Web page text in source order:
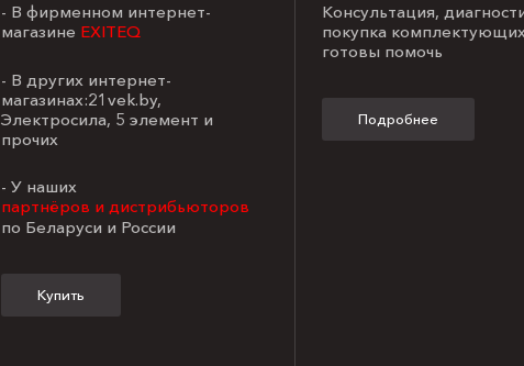
- В фирменном интернет-
магазине EXITEQ
- В других интернет-
магазинах:21vek.by,
Электросила, 5 элемент и
прочих
- У наших
партнёров и дистрибьюторов
по Беларуси и России
Купить
Консультация,
покупка
готовы помочь
Подробнее